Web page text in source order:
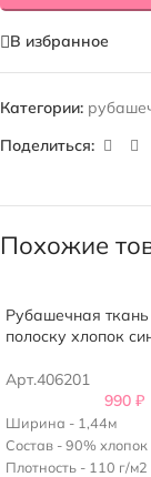
В избранное
Категории:
Поделиться:
Похожие
Рубашечная
полоску хлопок
Арт.406201
990 ₽
Ширина - 1,44м
Состав - 90%
Плотность - 110 г/м2